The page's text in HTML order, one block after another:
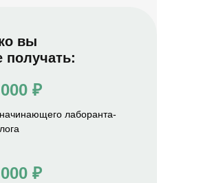
₽
лаборанта-
₽
вы
получать: